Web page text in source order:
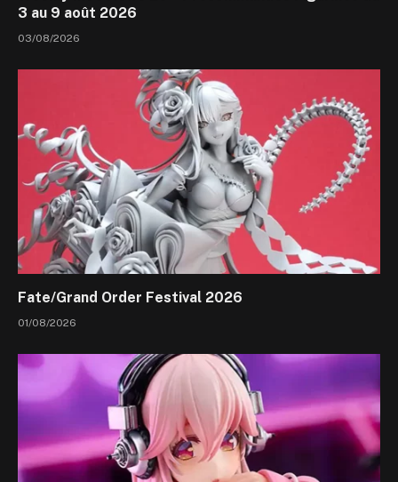
3 au 9 août 2026
03/08/2026
Fate/Grand Order Festival 2026
01/08/2026